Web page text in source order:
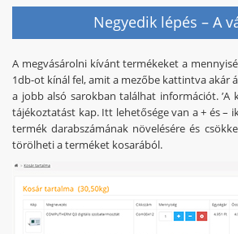
Negyedik lépés – A
A megvásárolni kívánt termékeket a
1db-ot kínál fel, amit a mezőbe kattintva akár
a jobb alsó sarokban találhat információt. ’A
tájékoztatást kap. Itt lehetősége van a + és –
termék darabszámának növelésére és
törölheti a terméket kosarából.